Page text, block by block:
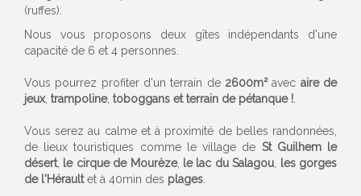
(ruffes).
Nous vous proposons deux gîtes indépendants d'une
capacité de 6 et 4 personnes.
Vous pourrez profiter d'un terrain de 2600m²avec aire de
jeux, trampoline, toboggans et terrain de pétanque !.
Vous serez au calme et à proximité de belles randonnées,
de lieux touristiques comme le village de St Guilhem le
désert, le cirque de Mourèze, le lac du Salagou, les gorges
de l'Héraultet à 40min des plages.